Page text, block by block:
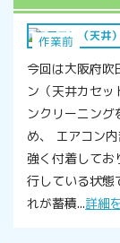
作業前
エアコン（天井）
今回は大阪府
ン（天井カセ
ンクリーニン
め、 エアコン
強く付着してお
行している状態
れが蓄積...詳細